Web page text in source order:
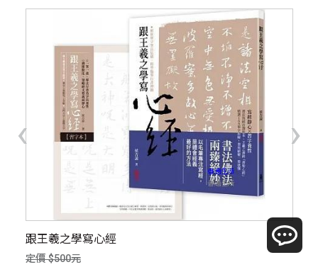
跟王羲之學寫心經
定價 $500元
‹ ›